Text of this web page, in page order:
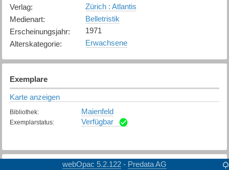
Verlag:
Zürich : Atlantis
Medienart:
Belletristik
Erscheinungsjahr:
1971
Alterskategorie: Erwachsene
Exemplare
Karte anzeigen
Bibliothek: Maienfeld
Exemplarstatus: Verfügbar
webOpac 5.2.122 - Predata AG